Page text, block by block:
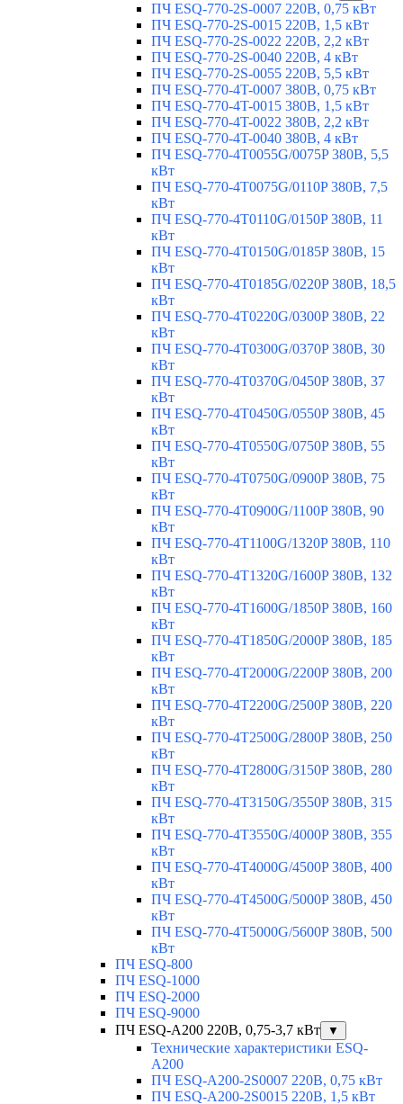
ПЧ ESQ-770-2S-0007 220В, 0,75 кВт
ПЧ ESQ-770-2S-0015 220В, 1,5 кВт
ПЧ ESQ-770-2S-0022 220В, 2,2 кВт
ПЧ ESQ-770-2S-0040 220В, 4 кВт
ПЧ ESQ-770-2S-0055 220В, 5,5 кВт
ПЧ ESQ-770-4T-0007 380В, 0,75 кВт
ПЧ ESQ-770-4T-0015 380В, 1,5 кВт
ПЧ ESQ-770-4T-0022 380В, 2,2 кВт
ПЧ ESQ-770-4T-0040 380В, 4 кВт
ПЧ ESQ-770-4T0055G/0075P 380В, 5,5
кВт
ПЧ ESQ-770-4T0075G/0110P 380В, 7,5
кВт
ПЧ ESQ-770-4T0110G/0150P 380В, 11
кВт
ПЧ ESQ-770-4T0150G/0185P 380В, 15
кВт
ПЧ ESQ-770-4T0185G/0220P 380В, 18,5
кВт
ПЧ ESQ-770-4T0220G/0300P 380В, 22
кВт
ПЧ ESQ-770-4T0300G/0370P 380В, 30
кВт
ПЧ ESQ-770-4T0370G/0450P 380В, 37
кВт
ПЧ ESQ-770-4T0450G/0550P 380В, 45
кВт
ПЧ ESQ-770-4T0550G/0750P 380В, 55
кВт
ПЧ ESQ-770-4T0750G/0900P 380В, 75
кВт
ПЧ ESQ-770-4T0900G/1100P 380В, 90
кВт
ПЧ ESQ-770-4T1100G/1320P 380В, 110
кВт
ПЧ ESQ-770-4T1320G/1600P 380В, 132
кВт
ПЧ ESQ-770-4T1600G/1850P 380В, 160
кВт
ПЧ ESQ-770-4T1850G/2000P 380В, 185
кВт
ПЧ ESQ-770-4T2000G/2200P 380В, 200
кВт
ПЧ ESQ-770-4T2200G/2500P 380В, 220
кВт
ПЧ ESQ-770-4T2500G/2800P 380В, 250
кВт
ПЧ ESQ-770-4T2800G/3150P 380В, 280
кВт
ПЧ ESQ-770-4T3150G/3550P 380В, 315
кВт
ПЧ ESQ-770-4T3550G/4000P 380В, 355
кВт
ПЧ ESQ-770-4T4000G/4500P 380В, 400
кВт
ПЧ ESQ-770-4T4500G/5000P 380В, 450
кВт
ПЧ ESQ-770-4T5000G/5600P 380В, 500
кВт
ПЧ ESQ-800
ПЧ ESQ-1000
ПЧ ESQ-2000
ПЧ ESQ-9000
ПЧ ESQ-A200 220В, 0,75-3,7 кВт
▼
Технические характеристики ESQ-
A200
ПЧ ESQ-A200-2S0007 220В, 0,75 кВт
ПЧ ESQ-A200-2S0015 220В, 1,5 кВт